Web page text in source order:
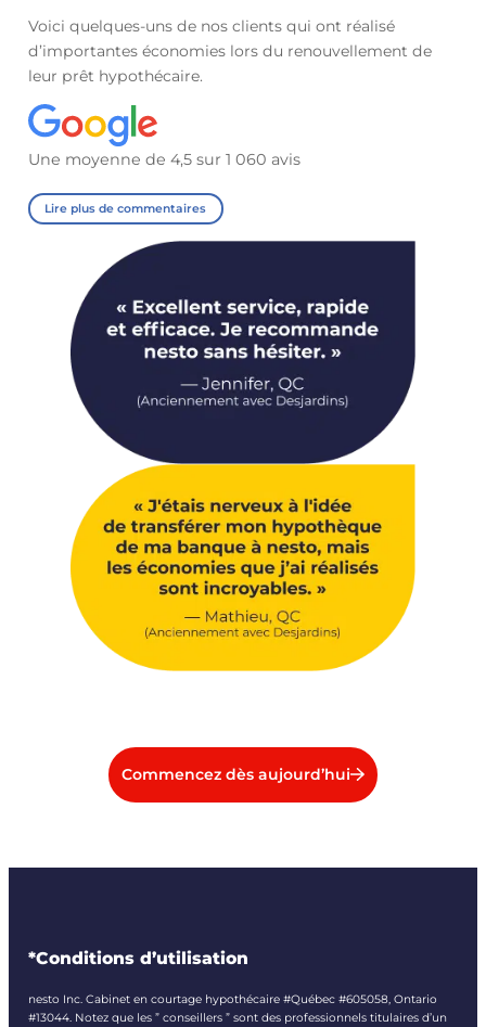
Voici quelques-uns de nos clients qui ont réalisé
d’importantes économies lors du renouvellement de
leur prêt hypothécaire.
Une moyenne de 4,5 sur 1 060 avis
Lire plus de commentaires
Commencez dès aujourd’hui
*Conditions d’utilisation
nesto Inc. Cabinet en courtage hypothécaire #Québec #605058, Ontario
#13044. Notez que les ” conseillers ” sont des professionnels titulaires d’un